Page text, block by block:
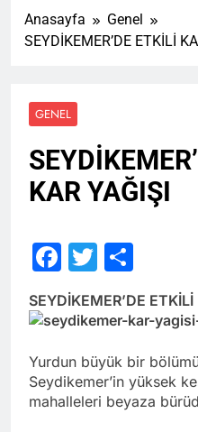
Anasayfa
Genel
SEYDİKEMER’DE ETKİLİ
GENEL
KAR YAĞIŞI
Facebook
Twitter
SEYDİKEMER’DE
Yurdun büyük bir
Seydikemer’in yüksek
mahalleleri beyaza